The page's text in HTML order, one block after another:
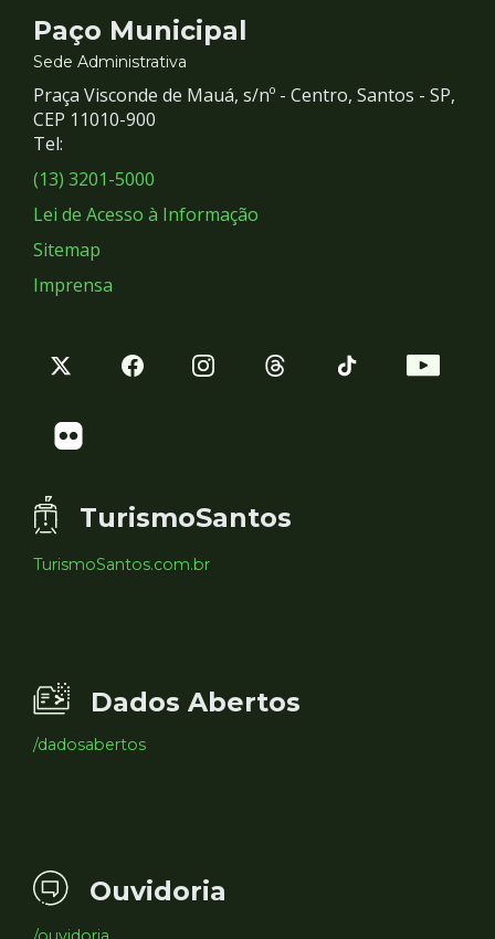
Contato
e
Redes
Sociais
Paço Municipal
Sede Administrativa
Praça Visconde de Mauá, s/nº - Centro, Santos - SP,
CEP 11010-900
Tel:
(13) 3201-5000
Lei de Acesso à Informação
Sitemap
Imprensa
TurismoSantos
TurismoSantos.com.br
Dados Abertos
/dadosabertos
Ouvidoria